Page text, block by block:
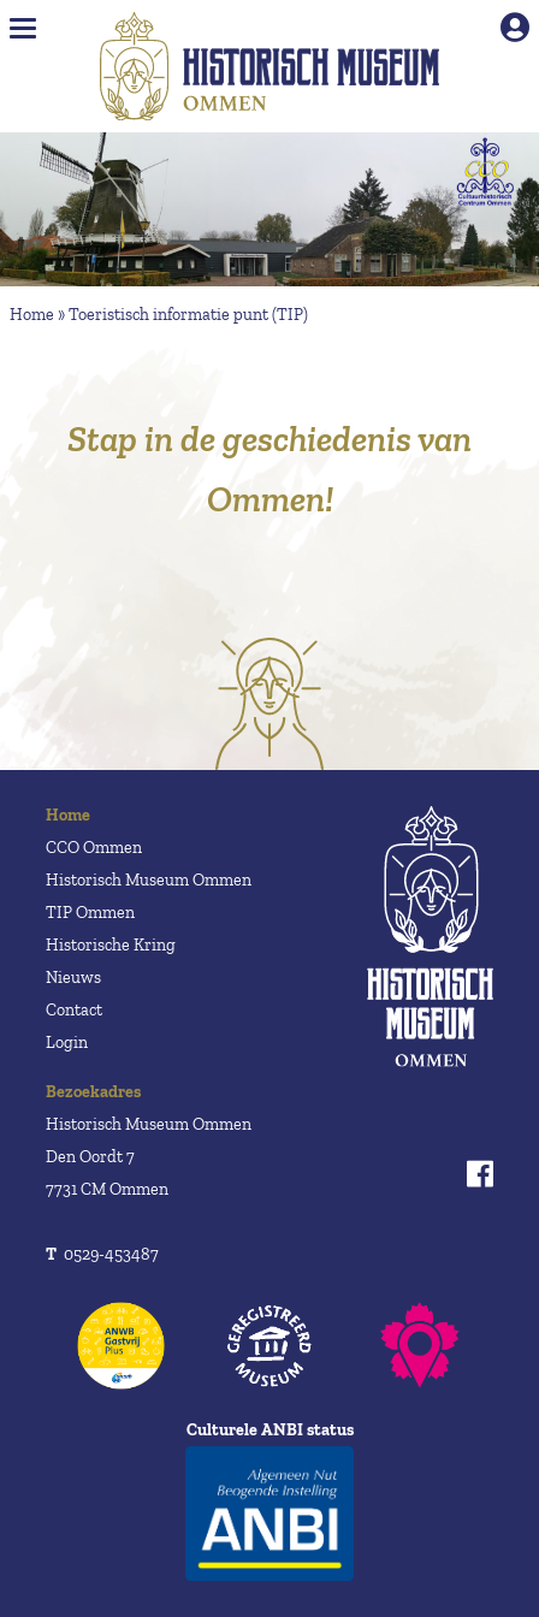
Naar hoofdinhoud
Home »Toeristisch informatie punt (TIP)
Stap in de geschiedenis van
Ommen!
Bezoekadres
Historisch Museum Ommen
Den Oordt 7
7731 CM Ommen
T 0529-453487
Home
CCO Ommen
Historisch Museum Ommen
TIP Ommen
Historische Kring
Nieuws
Contact
Login
Culturele ANBI status